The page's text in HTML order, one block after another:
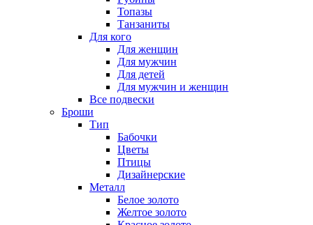
Топазы
Танзаниты
Для кого
Для женщин
Для мужчин
Для детей
Для мужчин и женщин
Все подвески
Броши
Тип
Бабочки
Цветы
Птицы
Дизайнерские
Металл
Белое золото
Желтое золото